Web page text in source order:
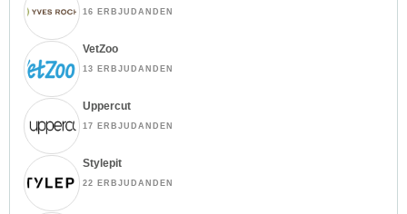
16 ERBJUDANDEN
VetZoo
13 ERBJUDANDEN
Uppercut
17 ERBJUDANDEN
Stylepit
22 ERBJUDANDEN